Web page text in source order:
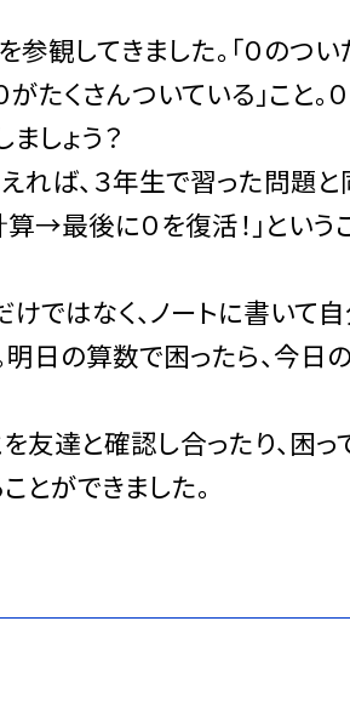
観してきました。「０のつい
たくさんついている」こと
ましょう？
れば、３年生で習った問題と
算→最後に０を復活！」とい
けではなく、ノートに書いて
明日の算数で困ったら、今日
友達と確認し合ったり、困
とができました。